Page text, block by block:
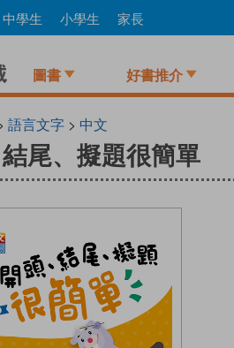
中學生 小學生 家長
圖書 好書推介
語言文字 > 中文
尾、擬題很簡單